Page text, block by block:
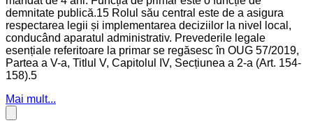
demnitate publică.15 Rolul său central este de a asigura
respectarea legii și implementarea deciziilor la nivel local,
conducând aparatul administrativ. Prevederile legale
esențiale referitoare la primar se regăsesc în OUG 57/2019,
Partea a V-a, Titlul V, Capitolul IV, Secțiunea a 2-a (Art. 154-
158).5
Mai mult...